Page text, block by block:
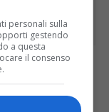
questa
personali sulla
gestendo
a questa
il consenso